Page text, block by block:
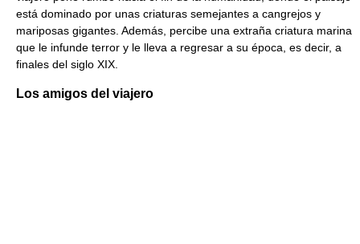
está dominado por unas criaturas semejantes a cangrejos y
mariposas gigantes. Además, percibe una extraña criatura marina
que le infunde terror y le lleva a regresar a su época, es decir, a
finales del siglo XIX.
Los amigos del viajero